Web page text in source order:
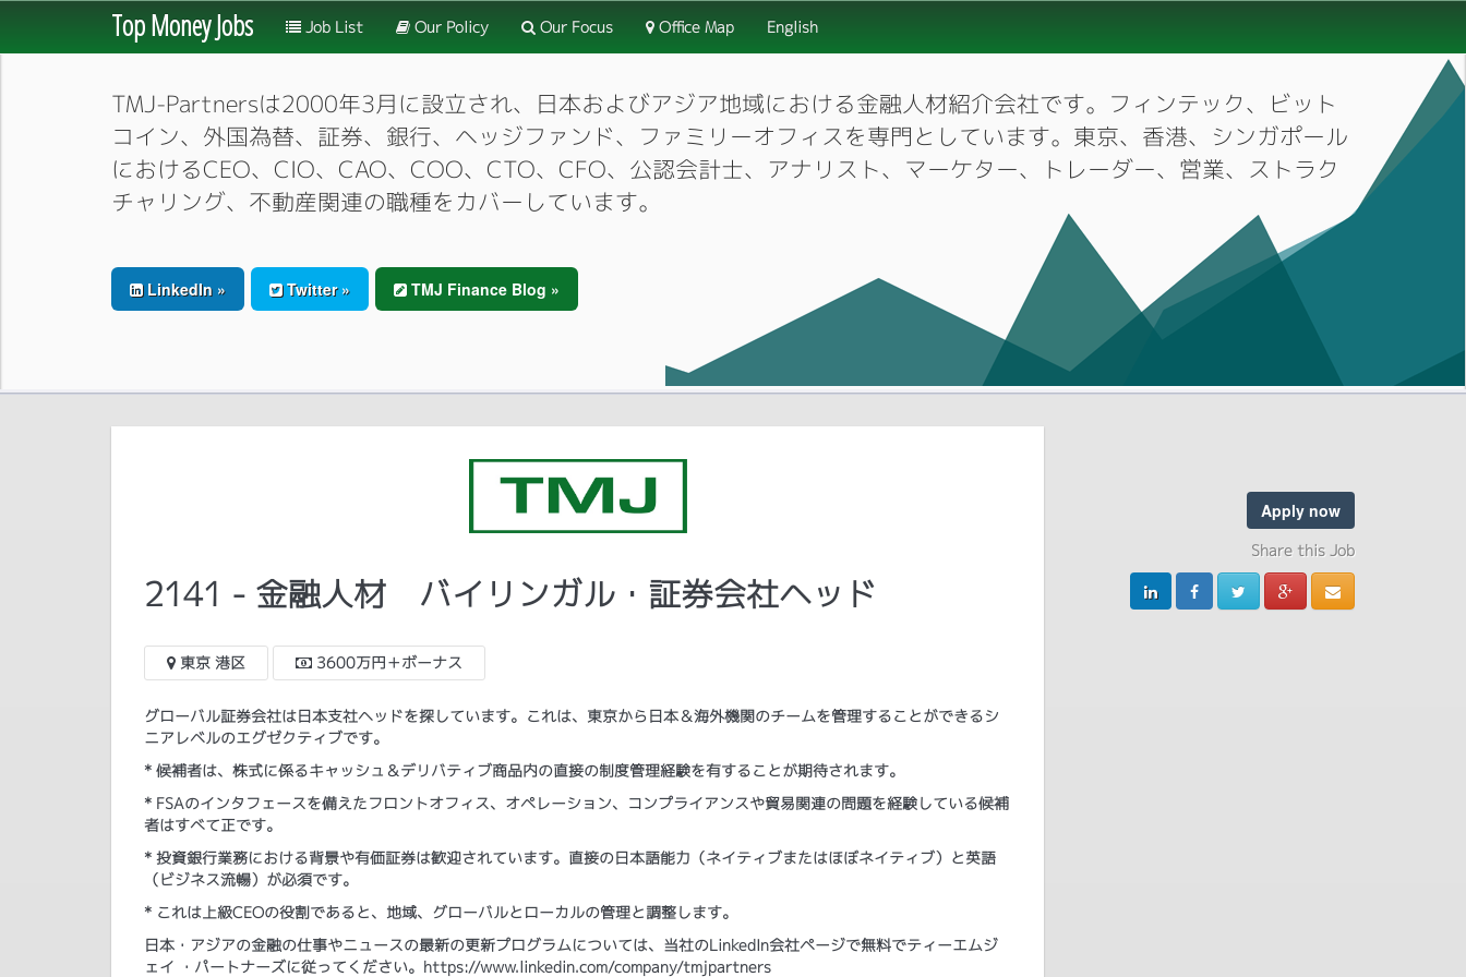
Top Money Jobs Job List Our Policy Our Focus Office Map English
TMJ-Partnersは2000年3月に設立され、日本およびアジア地域における金融人材紹介会社です。フィンテック、ビット
コイン、外国為替、証券、銀行、ヘッジファンド、ファミリーオフィスを専門としています。東京、香港、シンガポール
におけるCEO、CIO、CAO、COO、CTO、CFO、公認会計士、アナリスト、マーケター、トレーダー、営業、ストラク
チャリング、不動産関連の職種をカバーしています。
LinkedIn » Twitter » TMJ Finance Blog »
2141 - 金融人材 バイリンガル・証券会社ヘッド
東京 港区 3600万円＋ボーナス
グローバル証券会社は日本支社ヘッドを探しています。これは、東京から日本＆海外機関のチームを管理することができるシ
ニアレベルのエグゼクティブです。
* 候補者は、株式に係るキャッシュ＆デリバティブ商品内の直接の制度管理経験を有することが期待されます。
* FSAのインタフェースを備えたフロントオフィス、オペレーション、コンプライアンスや貿易関連の問題を経験している候補
者はすべて正です。
* 投資銀行業務における背景や有価証券は歓迎されています。直接の日本語能力（ネイティブまたはほぼネイティブ）と英語
（ビジネス流暢）が必須です。
* これは上級CEOの役割であると、地域、グローバルとローカルの管理と調整します。
日本・アジアの金融の仕事やニュースの最新の更新プログラムについては、当社のLinkedIn会社ページで無料でティーエムジ
ェイ ・パートナーズに従ってください。https://www.linkedin.com/company/tmjpartners
Apply now
Share this Job